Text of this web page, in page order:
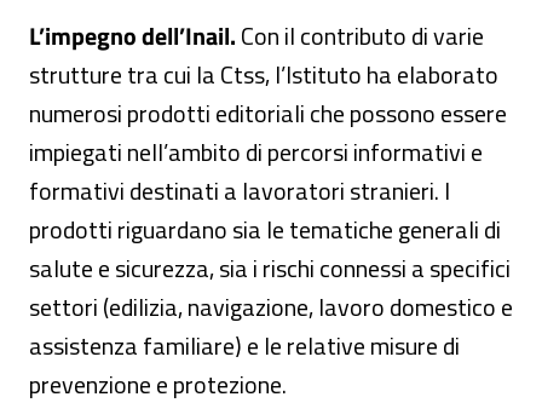
L’impegno dell’Inail.Con il contributo di varie
strutture tra cui la Ctss, l’Istituto ha elaborato
numerosi prodotti editoriali che possono essere
impiegati nell’ambito di percorsi informativi e
formativi destinati a lavoratori stranieri. I
prodotti riguardano sia le tematiche generali di
salute e sicurezza, sia i rischi connessi a specifici
settori (edilizia, navigazione, lavoro domestico e
assistenza familiare) e le relative misure di
prevenzione e protezione.